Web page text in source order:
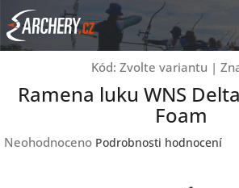
Přejít
na
obsah
Kód: Zvolte variantu |
Ramena luku WNS
Foam
Průměrné
Neohodnoceno Podrobnosti hodnocení